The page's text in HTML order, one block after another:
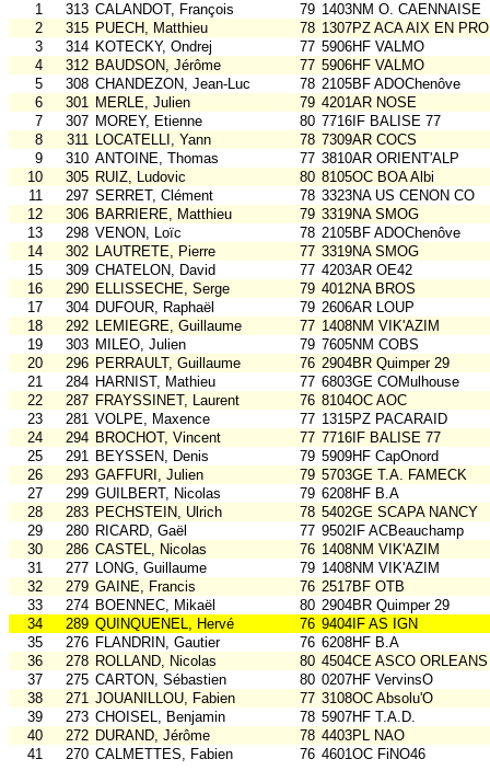
1
313 CALANDOT, François 79 1403NM O. CAENNAISE
2
315 PUECH, Matthieu 78 1307PZ ACA AIX EN
3
314 KOTECKY, Ondrej 77 5906HF VALMO
4
312 BAUDSON, Jérôme 77 5906HF VALMO
5
308 CHANDEZON, Jean-Luc 78 2105BF ADOChenôve
6
301 MERLE, Julien 79 4201AR NOSE
7
307 MOREY, Etienne 80 7716IF BALISE 77
8
311 LOCATELLI, Yann 78 7309AR COCS
9
310 ANTOINE, Thomas 77 3810AR ORIENT'ALP
10
305 RUIZ, Ludovic 80 8105OC BOA Albi
11
297 SERRET, Clément 78 3323NA US CENON CO
12
306 BARRIERE, Matthieu 79 3319NA SMOG
13
298 VENON, Loïc 78 2105BF ADOChenôve
14
302 LAUTRETE, Pierre 77 3319NA SMOG
15
309 CHATELON, David 77 4203AR OE42
16
290 ELLISSECHE, Serge 79 4012NA BROS
17
304 DUFOUR, Raphaël 79 2606AR LOUP
18
292 LEMIEGRE, Guillaume 77 1408NM VIK'AZIM
19
303 MILEO, Julien 79 7605NM COBS
20
296 PERRAULT, Guillaume 76 2904BR Quimper 29
21
284 HARNIST, Mathieu 77 6803GE COMulhouse
22
287 FRAYSSINET, Laurent 76 8104OC AOC
23
281 VOLPE, Maxence 77 1315PZ PACARAID
24
294 BROCHOT, Vincent 77 7716IF BALISE 77
25
291 BEYSSEN, Denis 79 5909HF CapOnord
26
293 GAFFURI, Julien 79 5703GE T.A. FAMECK
27
299 GUILBERT, Nicolas 79 6208HF B.A
28
283 PECHSTEIN, Ulrich 78 5402GE SCAPA NANCY
29
280 RICARD, Gaël 77 9502IF ACBeauchamp
30
286 CASTEL, Nicolas 76 1408NM VIK'AZIM
31
277 LONG, Guillaume 79 1408NM VIK'AZIM
32
279 GAINE, Francis 76 2517BF OTB
33
274 BOENNEC, Mikaël 80 2904BR Quimper 29
34
289 QUINQUENEL, Hervé 76 9404IF AS IGN
35
276 FLANDRIN, Gautier 76 6208HF B.A
36
278 ROLLAND, Nicolas 80 4504CE ASCO ORLEANS
37
275 CARTON, Sébastien 80 0207HF VervinsO
38
271 JOUANILLOU, Fabien 77 3108OC Absolu'O
39
273 CHOISEL, Benjamin 78 5907HF T.A.D.
40
272 DURAND, Jérôme 78 4403PL NAO
41
270 CALMETTES, Fabien 76 4601OC FiNO46